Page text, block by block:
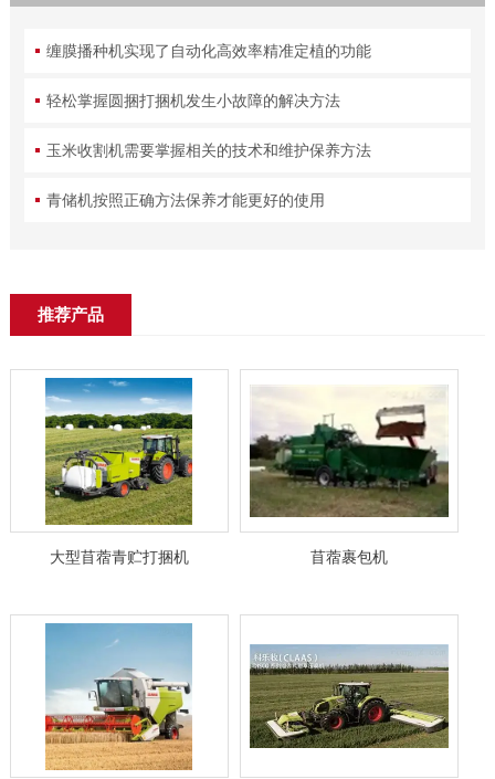
缠膜播种机实现了自动化高效率精准定植的功能
轻松掌握圆捆打捆机发生小故障的解决方法
玉米收割机需要掌握相关的技术和维护保养方法
青储机按照正确方法保养才能更好的使用
推荐产品
大型苜蓿青贮打捆机 苜蓿裹包机